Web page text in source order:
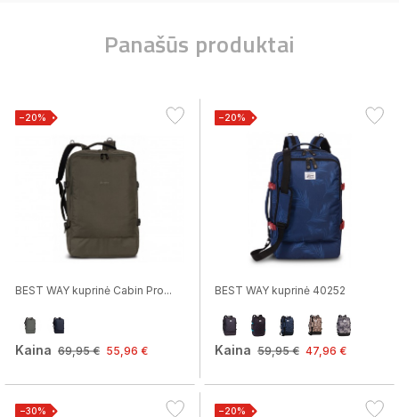
Panašūs produktai
−20%
BEST WAY kuprinė Cabin Pro...
Kaina 69,95 € 55,96 €
−20%
BEST WAY kuprinė 40252
Kaina 59,95 € 47,96 €
−30% −20%